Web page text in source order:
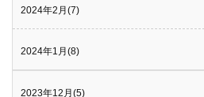
2024年2月(7)
2024年1月(8)
2023年12月(5)